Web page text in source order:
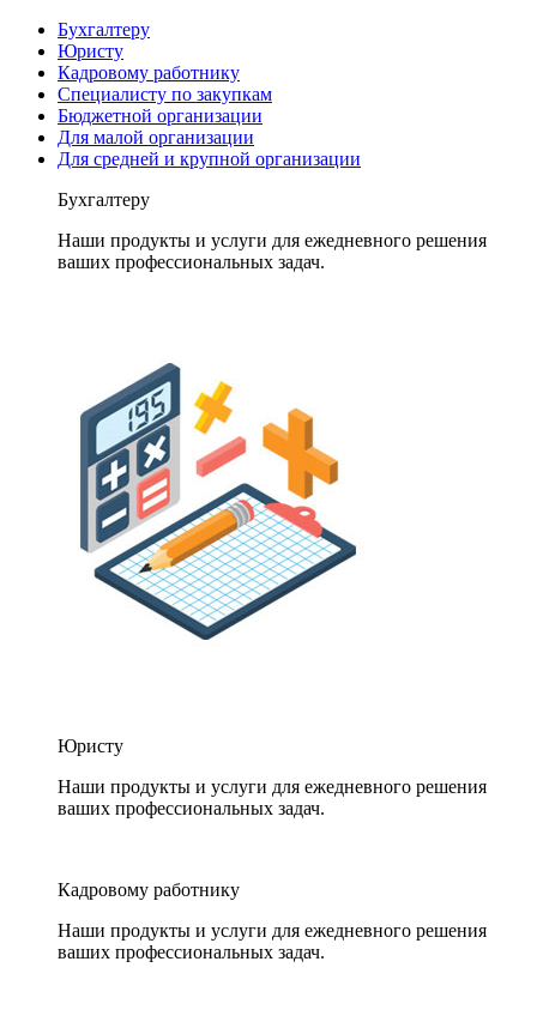
Бухгалтеру
Юристу
Кадровому работнику
Специалисту по закупкам
Бюджетной организации
Для малой организации
Для средней и крупной организации
Бухгалтеру
Наши продукты и услуги для ежедневного решения
ваших профессиональных задач.
Юристу
Наши продукты и услуги для ежедневного решения
ваших профессиональных задач.
Кадровому работнику
Наши продукты и услуги для ежедневного решения
ваших профессиональных задач.